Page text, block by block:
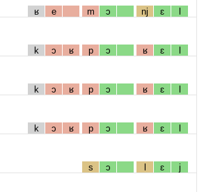
ʁ e m ɔ nj ɛ l
k ɔ ʁ p ɔ ʁ ɛ l
k ɔ ʁ p ɔ ʁ ɛ l
k ɔ ʁ p ɔ ʁ ɛ l
s ɔ l ɛ j